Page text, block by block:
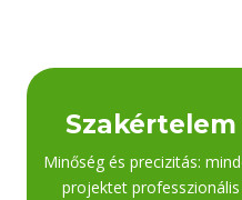
Szakértelem
Minőség és precizitás:
projektet professzionális